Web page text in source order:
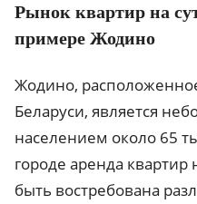
Рынок квартир на
примере Жодино
Жодино,
Беларуси, является
населением около 65
городе аренда квартир
быть востребована